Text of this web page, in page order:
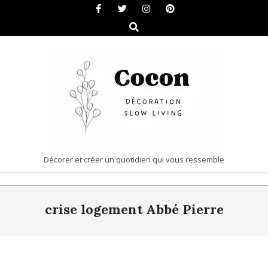
content
Search
COCON
|
DÉCORATION
Décorer et créer un quotidien qui vous ressemble
crise logement Abbé Pierre